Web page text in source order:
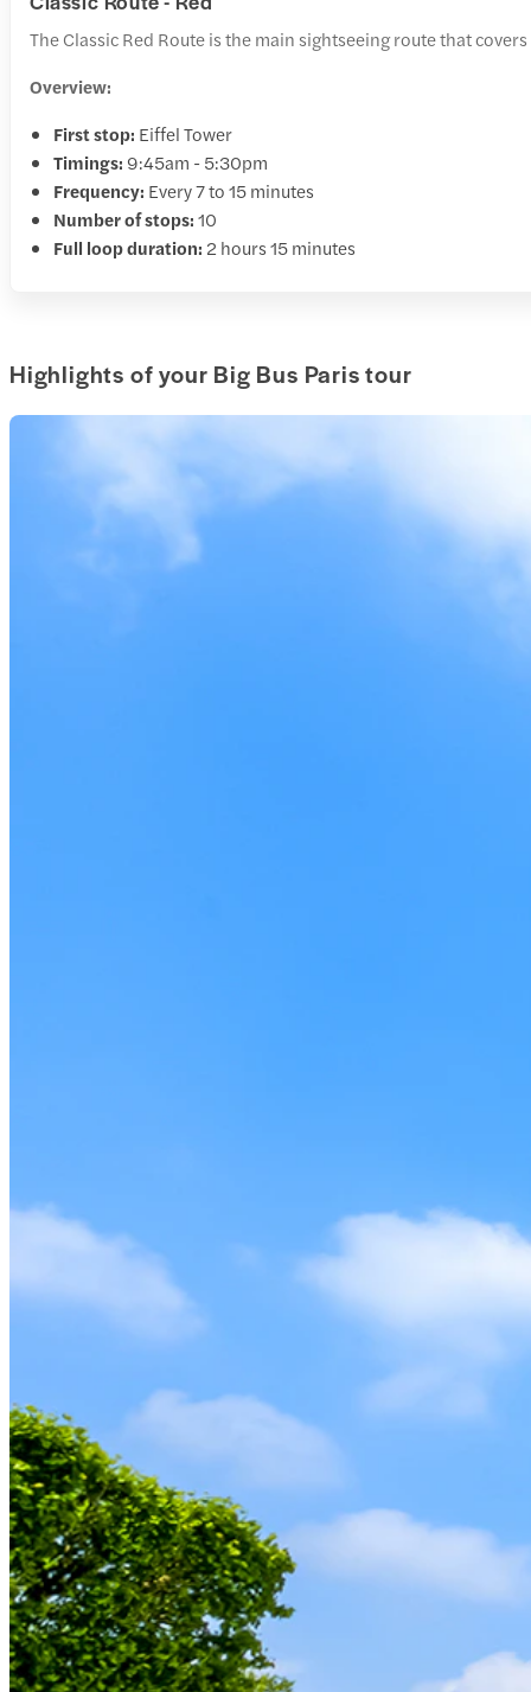
The Classic Red Route is the main sightseeing route that
Overview:
First stop: Eiffel Tower
Timings: 9:45am - 5:30pm
Frequency: Every 7 to 15 minutes
Number of stops:10
Full loop duration: 2 hours 15 minutes
Highlights of your Big Bus Paris tour